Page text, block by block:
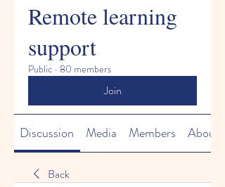
Remote learning
support
Public · 80 members
Join
Discussion Media Members About
Back